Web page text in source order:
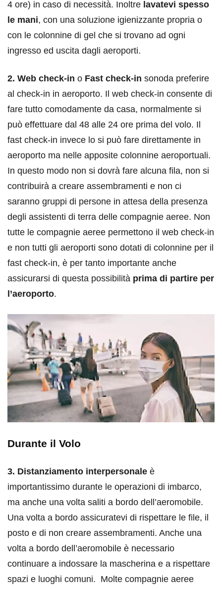
4 ore) in caso di necessità. Inoltre lavatevi spesso
le mani, con una soluzione igienizzante propria o
con le colonnine di gel che si trovano ad ogni
ingresso ed uscita dagli aeroporti.
2. Web check-in o Fast check-in sonoda preferire
al check-in in aeroporto. Il web check-in consente di
fare tutto comodamente da casa, normalmente si
può effettuare dal 48 alle 24 ore prima del volo. Il
fast check-in invece lo si può fare direttamente in
aeroporto ma nelle apposite colonnine aeroportuali.
In questo modo non si dovrà fare alcuna fila, non si
contribuirà a creare assembramenti e non ci
saranno gruppi di persone in attesa della presenza
degli assistenti di terra delle compagnie aeree. Non
tutte le compagnie aeree permettono il web check-in
e non tutti gli aeroporti sono dotati di colonnine per il
fast check-in, è per tanto importante anche
assicurarsi di questa possibilità prima di partire per
l’aeroporto.
Durante il Volo
3. Distanziamento interpersonale è
importantissimo durante le operazioni di imbarco,
ma anche una volta saliti a bordo dell’aeromobile.
Una volta a bordo assicuratevi di rispettare le file, il
posto e di non creare assembramenti. Anche una
volta a bordo dell’aeromobile è necessario
continuare a indossare la mascherina e a rispettare
spazi e luoghi comuni. Molte compagnie aeree